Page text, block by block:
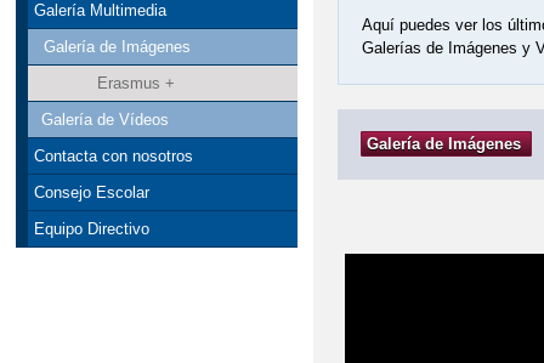
Galería Multimedia
Galería de Imágenes
Erasmus +
Galería de Vídeos
Contacta con nosotros
Consejo Escolar
Equipo Directivo
Aquí puedes ver los
Galerías de Imágenes y
Galería de Imágenes